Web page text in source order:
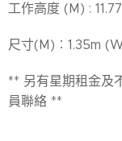
工作高度 (M) :
尺寸(M)︰1.35m
** 另有星期租金及
員聯絡 **